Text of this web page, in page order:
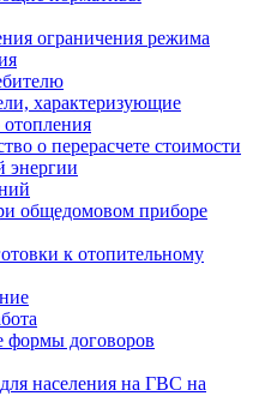
ограничения режима
характеризующие
отопления
о перерасчете стоимости
энергии
общедомовом приборе
к отопительному
формы договоров
населения на ГВС на